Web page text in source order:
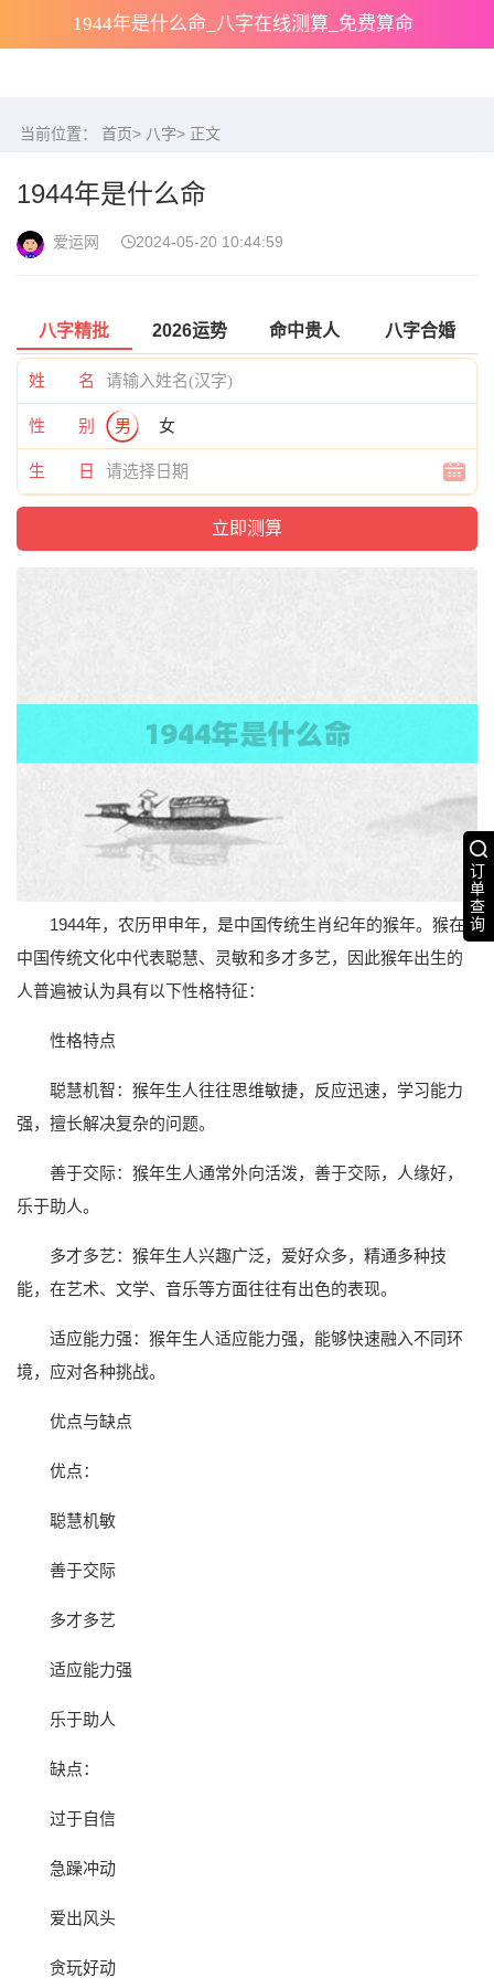
1944年是什么命_八字在线测算_免费算命
订
单
查
询
当前位置： 首页> 八字> 正文
1944年是什么命
爱运网 2024-05-20 10:44:59
八字精批 2026运势 命中贵人 八字合婚
姓 名
性 别 男 女
生 日
1944年，农历甲申年，是中国传统生肖纪年的猴年。猴在
中国传统文化中代表聪慧、灵敏和多才多艺，因此猴年出生的
人普遍被认为具有以下性格特征：
性格特点
聪慧机智：猴年生人往往思维敏捷，反应迅速，学习能力
强，擅长解决复杂的问题。
善于交际：猴年生人通常外向活泼，善于交际，人缘好，
乐于助人。
多才多艺：猴年生人兴趣广泛，爱好众多，精通多种技
能，在艺术、文学、音乐等方面往往有出色的表现。
适应能力强：猴年生人适应能力强，能够快速融入不同环
境，应对各种挑战。
优点与缺点
优点：
聪慧机敏
善于交际
多才多艺
适应能力强
乐于助人
缺点：
过于自信
急躁冲动
爱出风头
贪玩好动